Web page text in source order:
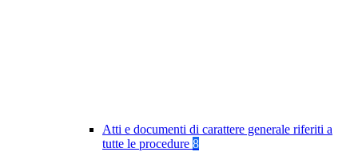
Atti e documenti di carattere generale riferiti a
tutte le procedure 8